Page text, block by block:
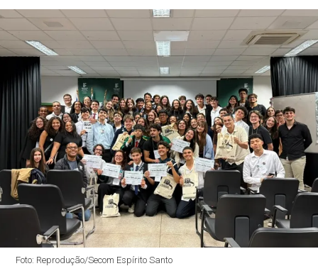
Foto: Reprodução/Secom Espírito Santo